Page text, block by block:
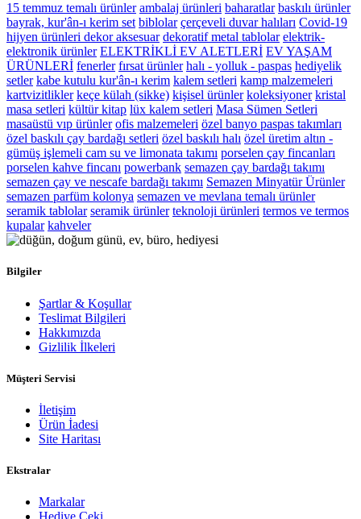
15 temmuz temalı ürünler ambalaj ürünleri baharatlar baskılı ürünler
bayrak, kur'ân-ı kerim set biblolar çerçeveli duvar halıları Covid-19
hijyen ürünleri dekor aksesuar dekoratif metal tablolar elektrik-
elektronik ürünler ELEKTRİKLİ EV ALETLERİ EV YAŞAM
ÜRÜNLERİ fenerler fırsat ürünler halı - yolluk - paspas hediyelik
setler kabe kutulu kur'ân-ı kerim kalem setleri kamp malzemeleri
kartvizitlikler keçe külah (sikke) kişisel ürünler koleksiyoner kristal
masa setleri kültür kitap lüx kalem setleri Masa Sümen Setleri
masaüstü vıp ürünler ofis malzemeleri özel banyo paspas takımları
özel baskılı çay bardağı setleri özel baskılı halı özel üretim altın -
gümüş işlemeli cam su ve limonata takımı porselen çay fincanları
porselen kahve fincanı powerbank semazen çay bardağı takımı
semazen çay ve nescafe bardağı takımı Semazen Minyatür Ürünler
semazen parfüm kolonya semazen ve mevlana temalı ürünler
seramik tablolar seramik ürünler teknoloji ürünleri termos ve termos
kupalar kahveler
Bilgiler
Şartlar & Koşullar
Teslimat Bilgileri
Hakkımızda
Gizlilik İlkeleri
Müşteri Servisi
İletişim
Ürün İadesi
Site Haritası
Ekstralar
Markalar